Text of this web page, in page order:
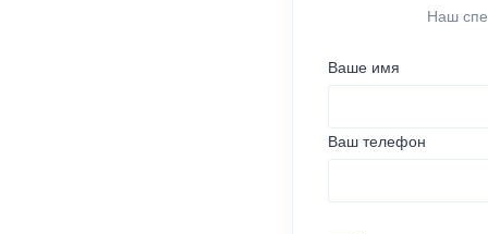
Наш
Ваше имя
Ваш телефон